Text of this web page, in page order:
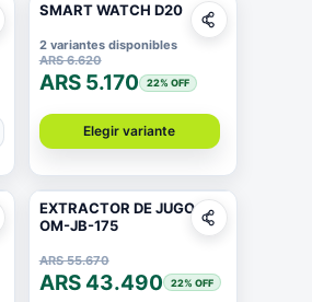
SMART WATCH D20
2 variantes disponibles
ARS 6.620
ARS 5.170 22% OFF
Elegir variante
EXTRACTOR DE JUGO
OM-JB-175
ARS 55.670
ARS 43.490 22% OFF